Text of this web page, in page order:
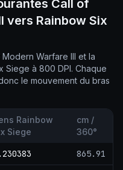
Call of
vers Rainbow Six
Warfare III et la
Siege à 800 DPI. Chaque
le mouvement du bras
Rainbow
Siege
cm /
360°
865.91